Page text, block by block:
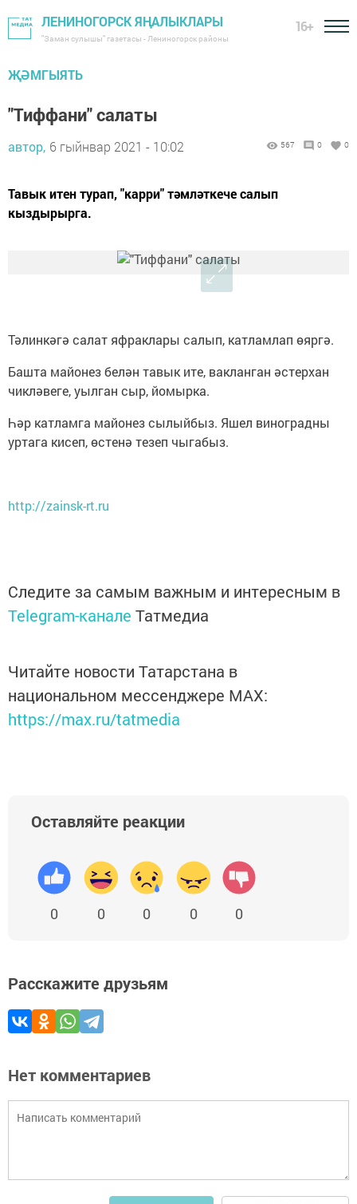
ЛЕНИНОГОРСК ЯҢАЛЫКЛАРЫ
"Заман сулышы" газетасы - Лениногорск районы
16+
ҖӘМГЫЯТЬ
"Тиффани" салаты
автор, 6 гыйнвар 2021 - 10:02 567 0 0
Тавык итен турап, "карри" тәмләткече салып
кыздырырга.
Тәлинкәгә салат яфраклары салып, катламлап өяргә.
Башта майонез белән тавык ите, вакланган әстерхан
чикләвеге, уылган сыр, йомырка.
Һәр катламга майонез сылыйбыз. Яшел виноградны
уртага кисеп, өстенә тезеп чыгабыз.
http://zainsk-rt.ru
Следите за самым важным и интересным в
Telegram-канале Татмедиа
Читайте новости Татарстана в
национальном мессенджере MАХ:
https://max.ru/tatmedia
Оставляйте реакции
0 0 0 0 0
Расскажите друзьям
Нет комментариев